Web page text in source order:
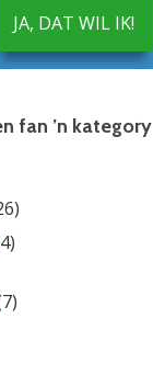
JA, DAT WIL IK!
fan ’n kategory